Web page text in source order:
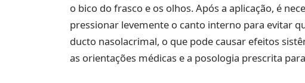
o bico do frasco e os olhos. Após a aplicação, é
pressionar levemente o canto interno para evitar
ducto nasolacrimal, o que pode causar efeitos
as orientações médicas e a posologia prescrita